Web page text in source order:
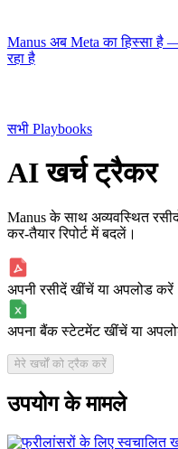
Manus अब Meta का हिस्सा है
रहा है
सभी Playbooks
AI खर्च ट्रैकर
Manus के साथ अव्यवस्थित
कर-तैयार रिपोर्ट में बदलें।
अपनी रसीदें खींचें या अपलोड करें
अपना बैंक स्टेटमेंट खींचें या
मेरे खर्चों को ट्रैक करें
उपयोग के मामले